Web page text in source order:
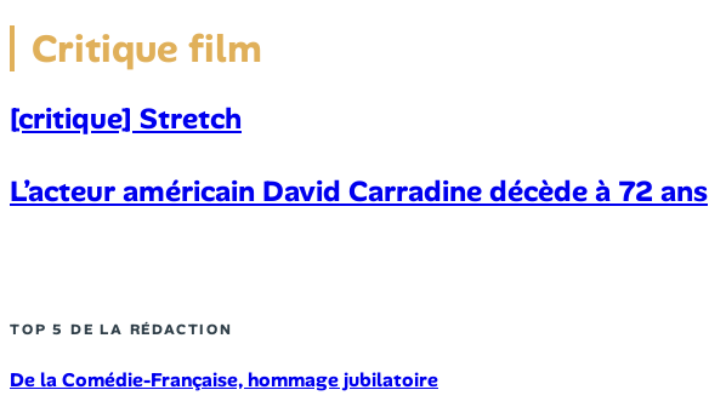
Critique film
[critique] Stretch
L’acteur américain David Carradine décède à 72 ans
TOP 5 DE LA RÉDACTION
De la Comédie-Française, hommage jubilatoire